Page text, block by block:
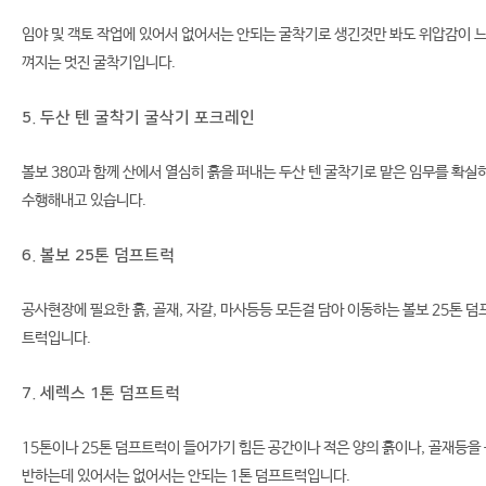
임야 및 객토 작업에 있어서 없어서는 안되는 굴착기로 생긴것만 봐도 위압감이 느
껴지는 멋진 굴착기입니다.
5. 두산 텐 굴착기 굴삭기 포크레인
볼보 380과 함께 산에서 열심히 흙을 퍼내는 두산 텐 굴착기로 맡은 임무를 확실
수행해내고 있습니다.
6. 볼보 25톤 덤프트럭
공사현장에 필요한 흙, 골재, 자갈, 마사등등 모든걸 담아 이동하는 볼보 25톤 덤
트럭입니다.
7. 세렉스 1톤 덤프트럭
15톤이나 25톤 덤프트럭이 들어가기 힘든 공간이나 적은 양의 흙이나, 골재등을
반하는데 있어서는 없어서는 안되는 1톤 덤프트럭입니다.